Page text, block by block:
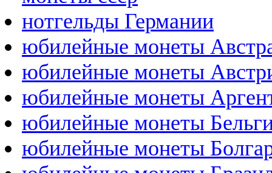
нотгельды Германии
юбилейные монеты
юбилейные монеты
юбилейные монеты
юбилейные монеты
юбилейные монеты